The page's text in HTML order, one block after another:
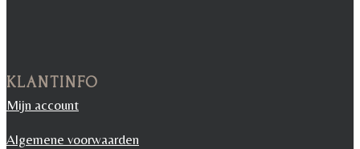
KLANTINFO
Mijn account
Algemene voorwaarden